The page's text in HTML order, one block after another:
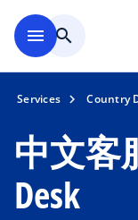
menu search
Services Country
中文客
Desk